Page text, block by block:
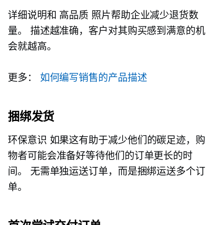
详细说明和 高品质 照片帮助企业减少退货数
量。 描述越准确，客户对其购买感到满意的机
会就越高。
更多： 如何编写销售的产品描述
捆绑发货
环保意识 如果这有助于减少他们的碳足迹，购
物者可能会准备好等待他们的订单更长的时
间。 无需单独运送订单，而是捆绑运送多个订
单。